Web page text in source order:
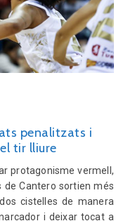
penalitzats i
tir lliure
protagonisme vermell,
de Cantero sortien més
cistelles de manera
i deixar tocat a